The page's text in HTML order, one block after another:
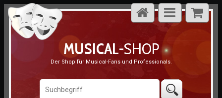
MUSICAL-SHOP
Der Shop für Musical-Fans und Professionals.